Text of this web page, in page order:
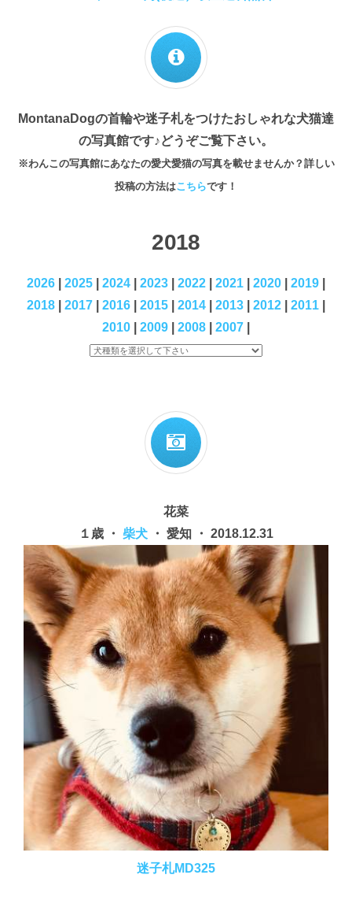
MontanaDogの首輪や迷子札をつけたおしゃれな犬猫達
の写真館です♪どうぞご覧下さい。
※わんこの写真館にあなたの愛犬愛猫の写真を載せませんか？詳しい
投稿の方法はこちらです！
2018
2026 2025 2024 2023 2022 2021 2020 2019
2018
2017 2016 2015 2014 2013 2012 2011
2010
2009 2008 2007
花菜
１歳 ・ 柴犬 ・ 愛知 ・ 2018.12.31
迷子札MD325